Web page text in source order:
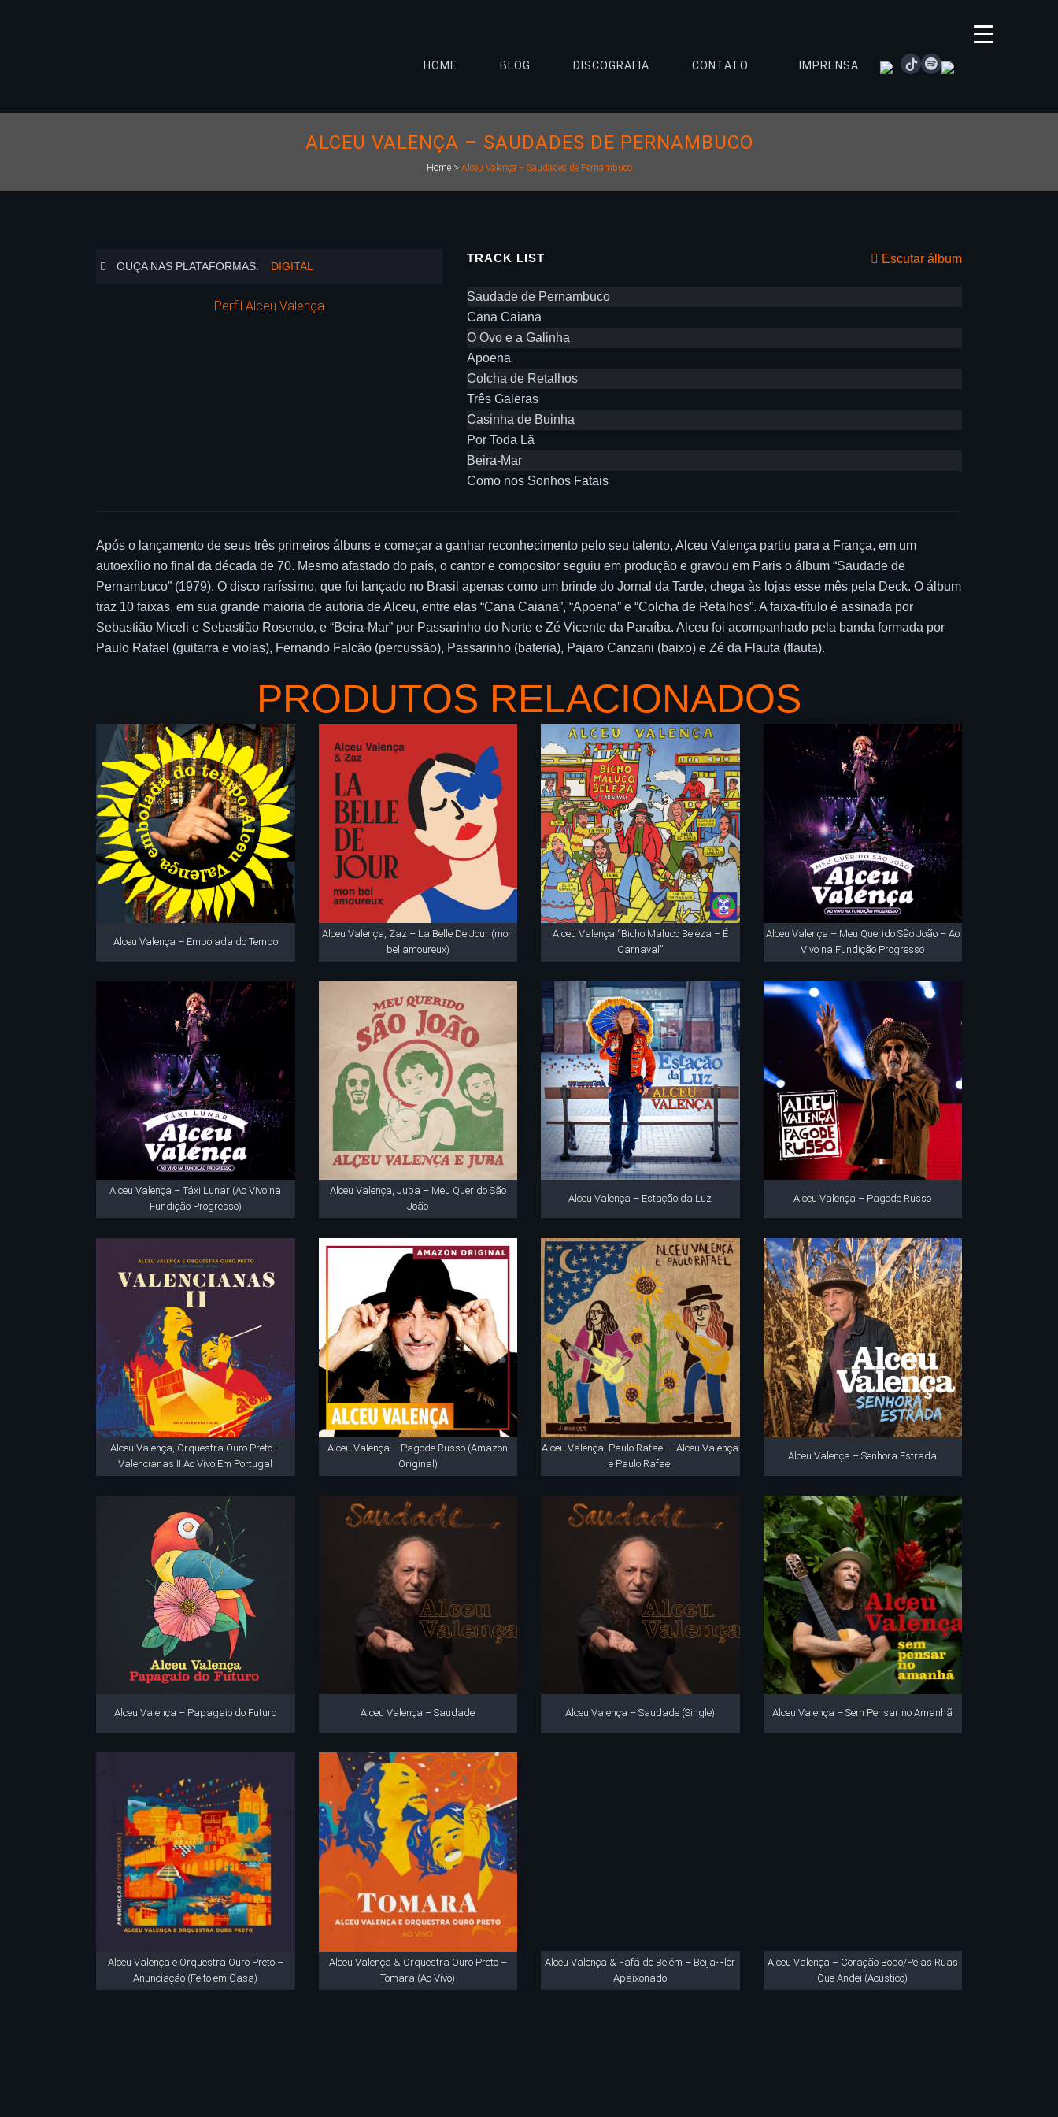
instagram
tiktokspotify
HOME BLOG DISCOGRAFIA CONTATO IMPRENSA
ALCEU VALENÇA – SAUDADES DE PERNAMBUCO
Home> Alceu Valença – Saudades de Pernambuco
OUÇA NAS PLATAFORMAS: DIGITAL
Perfil Alceu Valença
TRACK LIST Escutar álbum
Saudade de Pernambuco
Cana Caiana
O Ovo e a Galinha
Apoena
Colcha de Retalhos
Três Galeras
Casinha de Buinha
Por Toda Lã
Beira-Mar
Como nos Sonhos Fatais
Após o lançamento de seus três primeiros álbuns e começar a ganhar reconhecimento pelo seu talento, Alceu Valença partiu para a França, em um
autoexílio no final da década de 70. Mesmo afastado do país, o cantor e compositor seguiu em produção e gravou em Paris o álbum “Saudade de
Pernambuco” (1979). O disco raríssimo, que foi lançado no Brasil apenas como um brinde do Jornal da Tarde, chega às lojas esse mês pela Deck. O álbum
traz 10 faixas, em sua grande maioria de autoria de Alceu, entre elas “Cana Caiana”, “Apoena” e “Colcha de Retalhos”. A faixa-título é assinada por
Sebastião Miceli e Sebastião Rosendo, e “Beira-Mar” por Passarinho do Norte e Zé Vicente da Paraíba. Alceu foi acompanhado pela banda formada por
Paulo Rafael (guitarra e violas), Fernando Falcão (percussão), Passarinho (bateria), Pajaro Canzani (baixo) e Zé da Flauta (flauta).
PRODUTOS RELACIONADOS
Alceu Valença – Embolada do Tempo
Alceu Valença, Zaz – La Belle De Jour (mon
bel amoureux)
Alceu Valença “Bicho Maluco Beleza – É
Carnaval”
Alceu Valença – Meu Querido São João – Ao
Vivo na Fundição Progresso
Alceu Valença – Táxi Lunar (Ao Vivo na
Fundição Progresso)
Alceu Valença, Juba – Meu Querido São
João
Alceu Valença – Estação da Luz Alceu Valença – Pagode Russo
Alceu Valença, Orquestra Ouro Preto –
Valencianas II Ao Vivo Em Portugal
Alceu Valença – Pagode Russo (Amazon
Original)
Alceu Valença, Paulo Rafael – Alceu Valença
e Paulo Rafael
Alceu Valença – Senhora Estrada
Alceu Valença – Papagaio do Futuro Alceu Valença – Saudade Alceu Valença – Saudade (Single) Alceu Valença – Sem Pensar no Amanhã
Alceu Valença e Orquestra Ouro Preto –
Anunciação (Feito em Casa)
Alceu Valença & Orquestra Ouro Preto –
Tomara (Ao Vivo)
Alceu Valença & Fafá de Belém – Beija-Flor
Apaixonado
Alceu Valença – Coração Bobo/Pelas Ruas
Que Andei (Acústico)